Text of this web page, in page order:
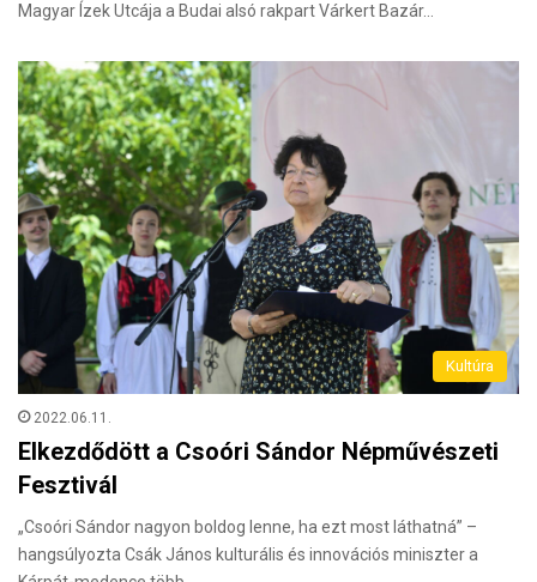
Magyar Ízek Utcája a Budai alsó rakpart Várkert Bazár…
Kultúra
2022.06.11.
Elkezdődött a Csoóri Sándor Népművészeti
Fesztivál
„Csoóri Sándor nagyon boldog lenne, ha ezt most láthatná” –
hangsúlyozta Csák János kulturális és innovációs miniszter a